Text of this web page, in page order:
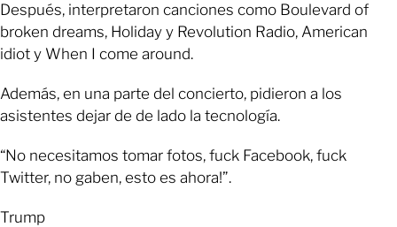
Después, interpretaron canciones como Boulevard of
broken dreams, Holiday y Revolution Radio, American
idiot y When I come around.
Además, en una parte del concierto, pidieron a los
asistentes dejar de de lado la tecnología.
“No necesitamos tomar fotos, fuck Facebook, fuck
Twitter, no gaben, esto es ahora!”.
Trump